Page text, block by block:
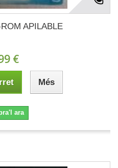
APILABLE
€
Més
ara